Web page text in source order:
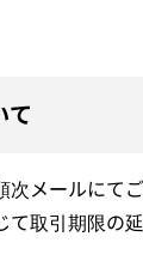
て
メールにて
取引期限の